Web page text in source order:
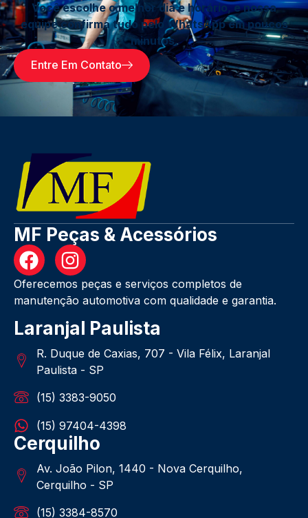
Você escolhe o melhor dia e horário, e nossa
equipe confirma tudo pelo WhatsApp em poucos
minutos.
Entre Em Contato
MF Peças & Acessórios
Oferecemos peças e serviços completos de
manutenção automotiva com qualidade e garantia.
Laranjal Paulista
R. Duque de Caxias, 707 - Vila Félix, Laranjal
Paulista - SP
(15) 3383-9050
(15) 97404-4398
Cerquilho
Av. João Pilon, 1440 - Nova Cerquilho,
Cerquilho - SP
(15) 3384-8570